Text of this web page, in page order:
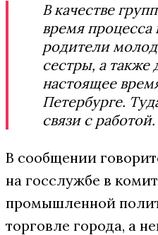
В качестве
время процесса
родители
сестры, а также
настоящее
Петербурге.
связи с работой.
В сообщении
на госслужбе в
промышленной
торговле города, а